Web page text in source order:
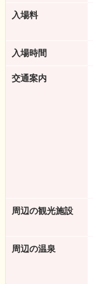
入場料
入場時間
交通案内
周辺の観光施設
周辺の温泉